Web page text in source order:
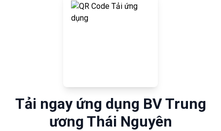
Tải ngay ứng dụng BV Trung
ương Thái Nguyên